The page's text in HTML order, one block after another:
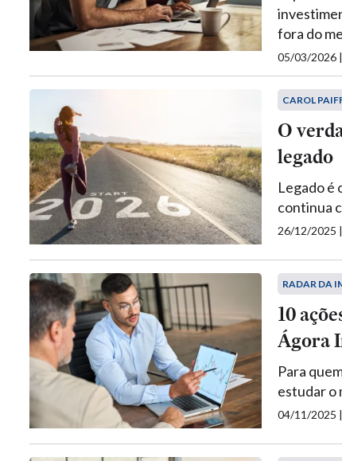
fora do
05/03/2026
CAROL
O
legado
Legado é
continua
26/12/2025
RADAR DA
10
Ágora
Para
estudar o
04/11/2025